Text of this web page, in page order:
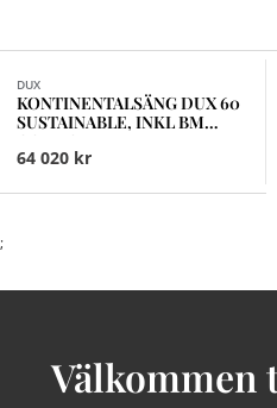
DUX
KONTINENTALSÄNG DUX 60
SUSTAINABLE, INKL BM
64 020 kr
;
Välkommen